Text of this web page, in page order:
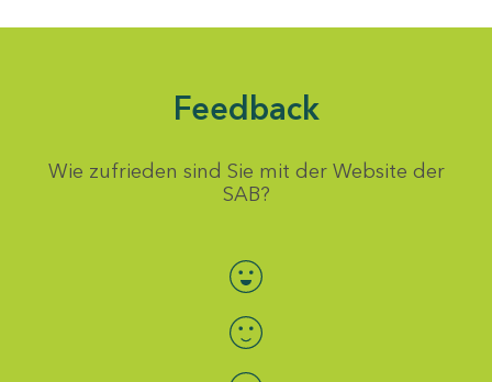
Feedback
Wie zufrieden sind Sie mit der Website der
SAB?
Bewertung auswählen